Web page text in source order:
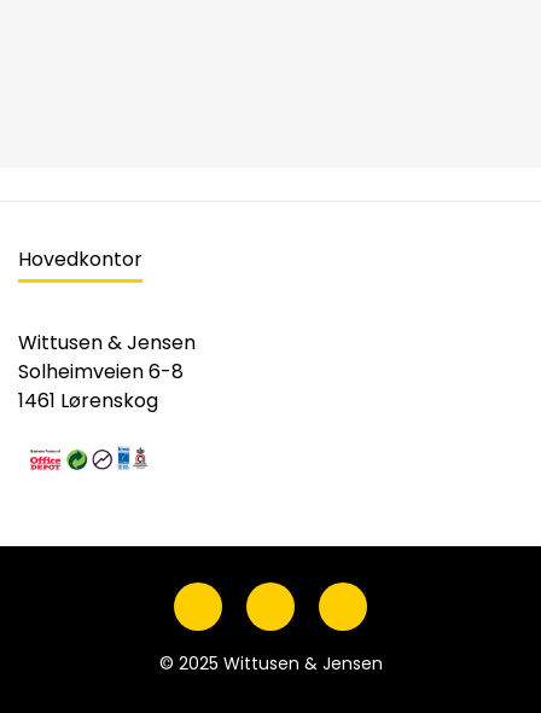
Hovedkontor
Wittusen & Jensen
Solheimveien 6-8
1461 Lørenskog
© 2025 Wittusen & Jensen